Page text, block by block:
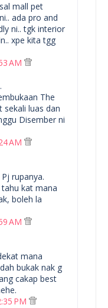
mall pet
ada pro and
ni.. tgk interior
xpe kita tgg
AM
The
sekali luas dan
Disember ni
AM
rupanya.
kat mana
boleh la
AM
mana
bukak nak g
cakap best
PM